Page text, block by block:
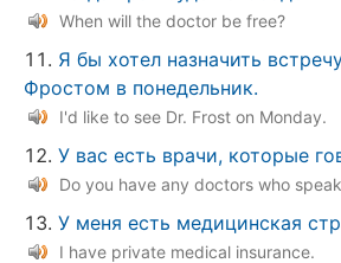
When will the doctor be free?
Я бы хотел назначить
Фростом в понедельник.
I'd like to see Dr. Frost on Monday.
У вас есть врачи, которые
Do you have any doctors who
У меня есть медицинская
I have private medical insurance.